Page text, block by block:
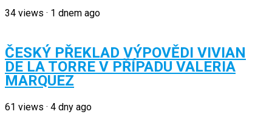
34 views · 1 dnem ago
ČESKÝ PŘEKLAD VÝPOVĚDI VIVIAN
DE LA TORRE V PŘÍPADU VALERIA
MARQUEZ
61 views · 4 dny ago